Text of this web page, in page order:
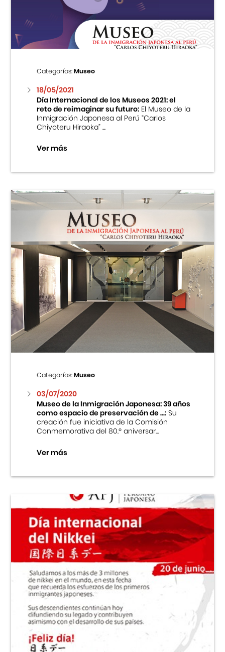
Centro Cultural Peruano Japonés
Cursos
Museo de la Inmigración Japonesa
Fondo Editorial
Teatro Peruano Japonés
Categorías:Museo
18/05/2021
Día Internacional de los Museos 2021: el
reto de reimaginar su futuro:El Museo de la
Inmigración Japonesa al Perú “Carlos
Chiyoteru Hiraoka” ...
Ver más
Categorías:Museo
03/07/2020
Museo de la Inmigración Japonesa: 39 años
como espacio de preservación de ...:Su
creación fue iniciativa de la Comisión
Conmemorativa del 80.º aniversar...
Ver más